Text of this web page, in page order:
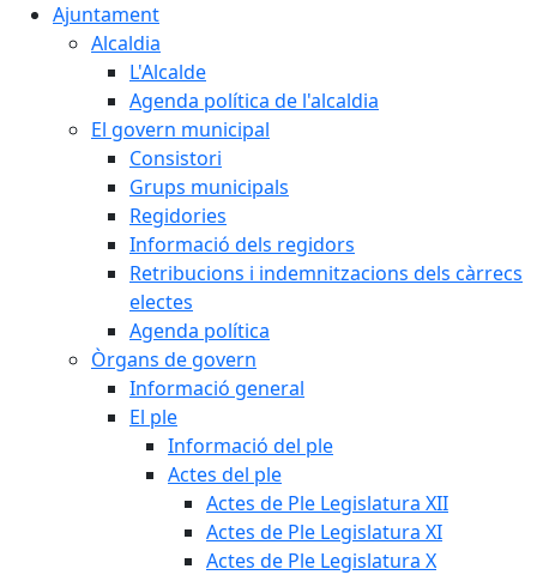
Ajuntament
Alcaldia
L'Alcalde
Agenda política de l'alcaldia
El govern municipal
Consistori
Grups municipals
Regidories
Informació dels regidors
Retribucions i indemnitzacions dels càrrecs
electes
Agenda política
Òrgans de govern
Informació general
El ple
Informació del ple
Actes del ple
Actes de Ple Legislatura XII
Actes de Ple Legislatura XI
Actes de Ple Legislatura X